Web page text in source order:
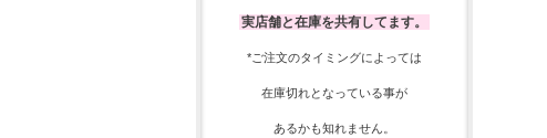
実店舗と在庫を共有してます。
*ご注文のタイミングによっては
在庫切れとなっている事が
あるかも知れません。